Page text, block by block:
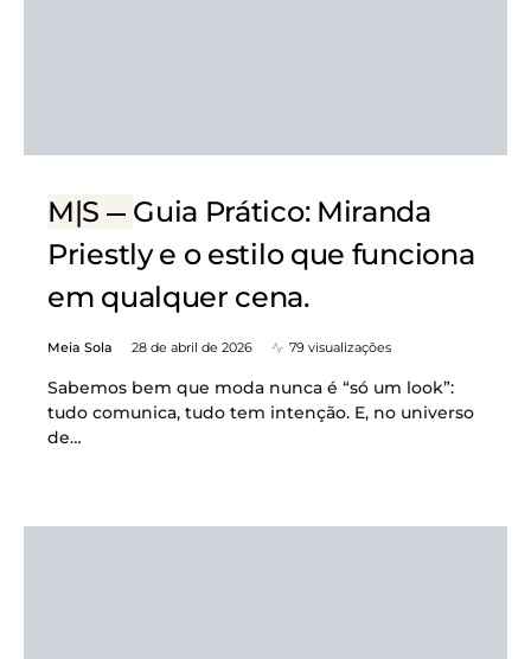
M|S
Guia Prático: Miranda
Priestly e o estilo que funciona
em qualquer cena.
Meia Sola 28 de abril de 2026 79 visualizações
Sabemos bem que moda nunca é “só um look”:
tudo comunica, tudo tem intenção. E, no universo
de…